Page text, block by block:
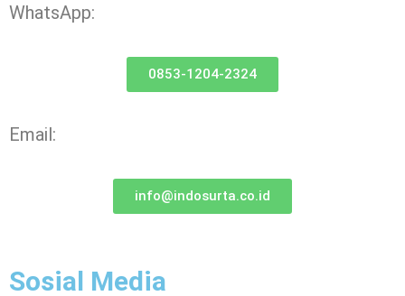
WhatsApp:
0853-1204-2324
Email:
info@indosurta.co.id
Sosial Media